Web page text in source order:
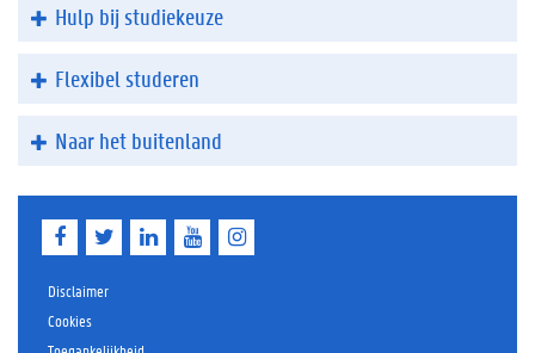
Hulp bij studiekeuze
Flexibel studeren
Naar het buitenland
e
o
Disclaimer
Cookies